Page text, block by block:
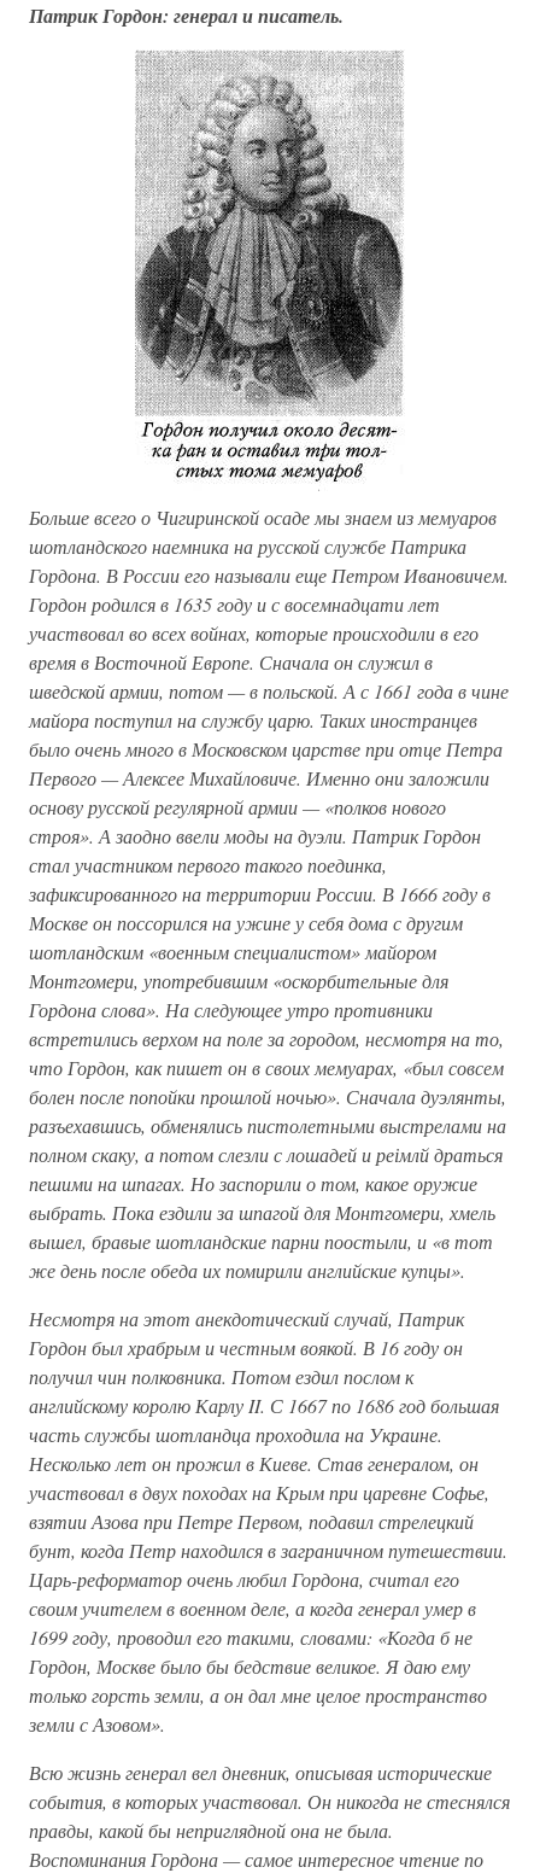
Патрик Гордон: генерал и писатель.
Больше всего о Чигиринской осаде мы знаем из мемуаров
шотландского наемника на русской службе Патрика
Гордона. В России его называли еще Петром Ивановичем.
Гордон родился в 1635 году и с восемнадцати лет
участвовал во всех войнах, которые происходили в его
время в Восточной Европе. Сначала он служил в
шведской армии, потом — в польской. А с 1661 года в чине
майора поступил на службу царю. Таких иностранцев
было очень много в Московском царстве при отце Петра
Первого — Алексее Михайловиче. Именно они заложили
основу русской регулярной армии — «полков нового
строя». А заодно ввели моды на дуэли. Патрик Гордон
стал участником первого такого поединка,
зафиксированного на территории России. В 1666 году в
Москве он поссорился на ужине у себя дома с другим
шотландским «военным специалистом» майором
Монтгомери, употребившим «оскорбительные для
Гордона слова». На следующее утро противники
встретились верхом на поле за городом, несмотря на то,
что Гордон, как пишет он в своих мемуарах, «был совсем
болен после попойки прошлой ночью». Сначала дуэлянты,
разъехавшись, обменялись пистолетными выстрелами на
полном скаку, а потом слезли с лошадей и реімлй драться
пешими на шпагах. Но заспорили о том, какое оружие
выбрать. Пока ездили за шпагой для Монтгомери, хмель
вышел, бравые шотландские парни поостыли, и «в тот
же день после обеда их помирили английские купцы».
Несмотря на этот анекдотический случай, Патрик
Гордон был храбрым и честным воякой. В 16 году он
получил чин полковника. Потом ездил послом к
английскому королю Карлу II. С 1667 по 1686 год большая
часть службы шотландца проходила на Украине.
Несколько лет он прожил в Киеве. Став генералом, он
участвовал в двух походах на Крым при царевне Софье,
взятии Азова при Петре Первом, подавил стрелецкий
бунт, когда Петр находился в заграничном путешествии.
Царь-реформатор очень любил Гордона, считал его
своим учителем в военном деле, а когда генерал умер в
1699 году, проводил его такими, словами: «Когда б не
Гордон, Москве было бы бедствие великое. Я даю ему
только горсть земли, а он дал мне целое пространство
земли с Азовом».
Всю жизнь генерал вел дневник, описывая исторические
события, в которых участвовал. Он никогда не стеснялся
правды, какой бы неприглядной она не была.
Воспоминания Гордона — самое интересное чтение по